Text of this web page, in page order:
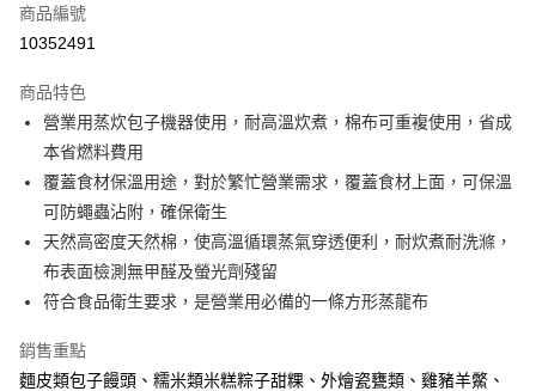
Apple Pay
運送方式
• 付款後全家取貨
每筆NT$60，滿NT$699(含以上)免運費
• 付款後7-11取貨
每筆NT$60，滿NT$699(含以上)免運費
(請點開選項勾選)
每筆NT$250
商品編號
10352491
商品特色
營業用蒸炊包子機器使用，耐高溫炊煮，棉布可重複使用，省成
本省燃料費用
覆蓋食材保溫用途，對於繁忙營業需求，覆蓋食材上面，可保溫
可防蠅蟲沾附，確保衛生
天然高密度天然棉，使高溫循環蒸氣穿透便利，耐炊煮耐洗滌，
布表面檢測無甲醛及螢光劑殘留
符合食品衛生要求，是營業用必備的一條方形蒸龍布
銷售重點
麵皮類包子饅頭、糯米類米糕粽子甜粿、外燴瓷甕類、雞豬羊鱉、